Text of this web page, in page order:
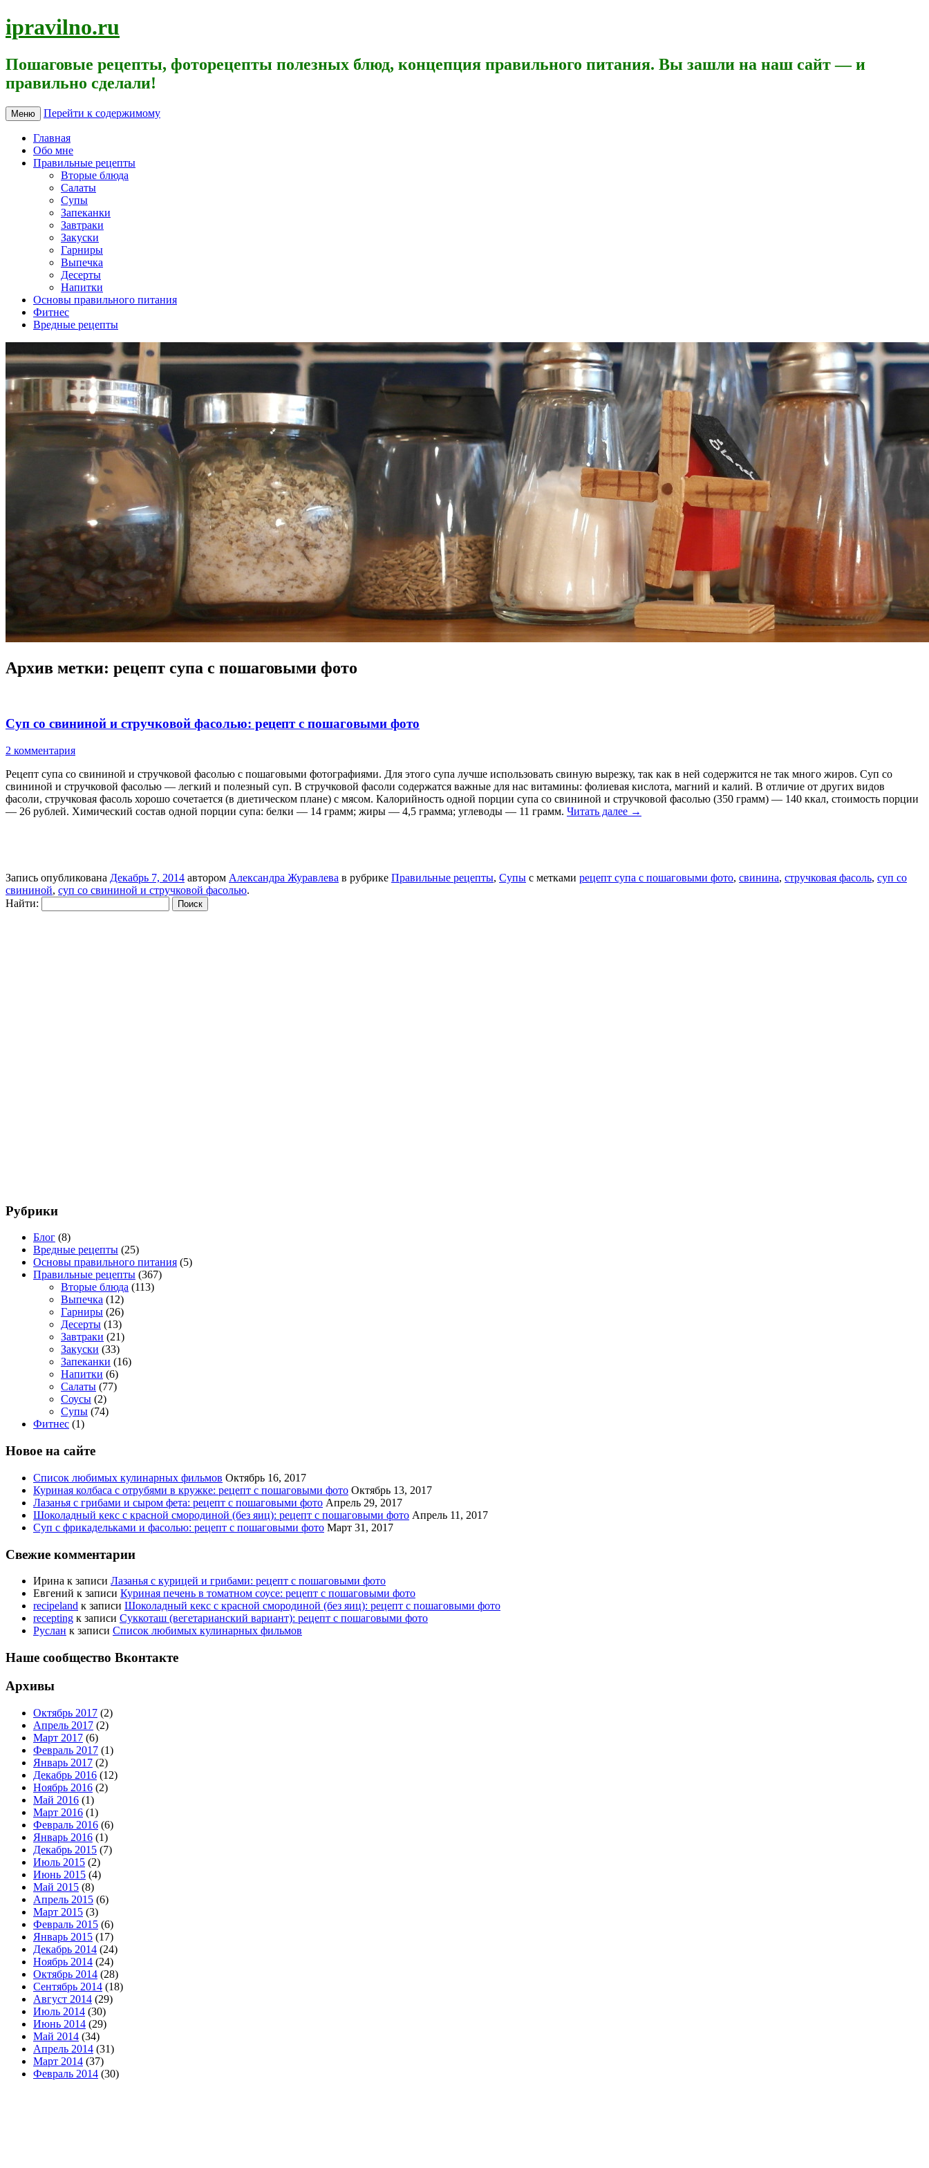
ipravilno.ru
Пошаговые рецепты, фоторецепты полезных блюд, концепция правильного питания. Вы зашли на наш сайт — и
правильно сделали!
Меню Перейти к содержимому
Главная
Обо мне
Правильные рецепты
Вторые блюда
Салаты
Супы
Запеканки
Завтраки
Закуски
Гарниры
Выпечка
Десерты
Напитки
Основы правильного питания
Фитнес
Вредные рецепты
Архив метки: рецепт супа с пошаговыми фото
Суп со свининой и стручковой фасолью: рецепт с пошаговыми фото
2 комментария
Рецепт супа со свининой и стручковой фасолью с пошаговыми фотографиями. Для этого супа лучше использовать свиную вырезку, так как в ней содержится не так много жиров. Суп со
свининой и стручковой фасолью — легкий и полезный суп. В стручковой фасоли содержатся важные для нас витамины: фолиевая кислота, магний и калий. В отличие от других видов
фасоли, стручковая фасоль хорошо сочетается (в диетическом плане) с мясом. Калорийность одной порции супа со свининой и стручковой фасолью (350 грамм) — 140 ккал, стоимость порции
— 26 рублей. Химический состав одной порции супа: белки — 14 грамм; жиры — 4,5 грамма; углеводы — 11 грамм. Читать далее →
Запись опубликована Декабрь 7, 2014 автором Александра Журавлева в рубрике Правильные рецепты, Супы с метками рецепт супа с пошаговыми фото, свинина, стручковая фасоль, суп со
свининой, суп со свининой и стручковой фасолью.
Найти:
Рубрики
Блог (8)
Вредные рецепты (25)
Основы правильного питания (5)
Правильные рецепты (367)
Вторые блюда (113)
Выпечка (12)
Гарниры (26)
Десерты (13)
Завтраки (21)
Закуски (33)
Запеканки (16)
Напитки (6)
Салаты (77)
Соусы (2)
Супы (74)
Фитнес (1)
Новое на сайте
Список любимых кулинарных фильмов Октябрь 16, 2017
Куриная колбаса с отрубями в кружке: рецепт с пошаговыми фото Октябрь 13, 2017
Лазанья с грибами и сыром фета: рецепт с пошаговыми фото Апрель 29, 2017
Шоколадный кекс с красной смородиной (без яиц): рецепт с пошаговыми фото Апрель 11, 2017
Суп с фрикадельками и фасолью: рецепт с пошаговыми фото Март 31, 2017
Свежие комментарии
Ирина к записи Лазанья с курицей и грибами: рецепт с пошаговыми фото
Евгений к записи Куриная печень в томатном соусе: рецепт с пошаговыми фото
recipeland к записи Шоколадный кекс с красной смородиной (без яиц): рецепт с пошаговыми фото
recepting к записи Суккоташ (вегетарианский вариант): рецепт с пошаговыми фото
Руслан к записи Список любимых кулинарных фильмов
Наше сообщество Вконтакте
Архивы
Октябрь 2017 (2)
Апрель 2017 (2)
Март 2017 (6)
Февраль 2017 (1)
Январь 2017 (2)
Декабрь 2016 (12)
Ноябрь 2016 (2)
Май 2016 (1)
Март 2016 (1)
Февраль 2016 (6)
Январь 2016 (1)
Декабрь 2015 (7)
Июль 2015 (2)
Июнь 2015 (4)
Май 2015 (8)
Апрель 2015 (6)
Март 2015 (3)
Февраль 2015 (6)
Январь 2015 (17)
Декабрь 2014 (24)
Ноябрь 2014 (24)
Октябрь 2014 (28)
Сентябрь 2014 (18)
Август 2014 (29)
Июль 2014 (30)
Июнь 2014 (29)
Май 2014 (34)
Апрель 2014 (31)
Март 2014 (37)
Февраль 2014 (30)